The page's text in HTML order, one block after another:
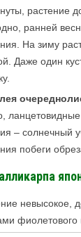
растение
ранней
На зиму
Даже один
– солнечный
побеги
невысокое,
фиолетового